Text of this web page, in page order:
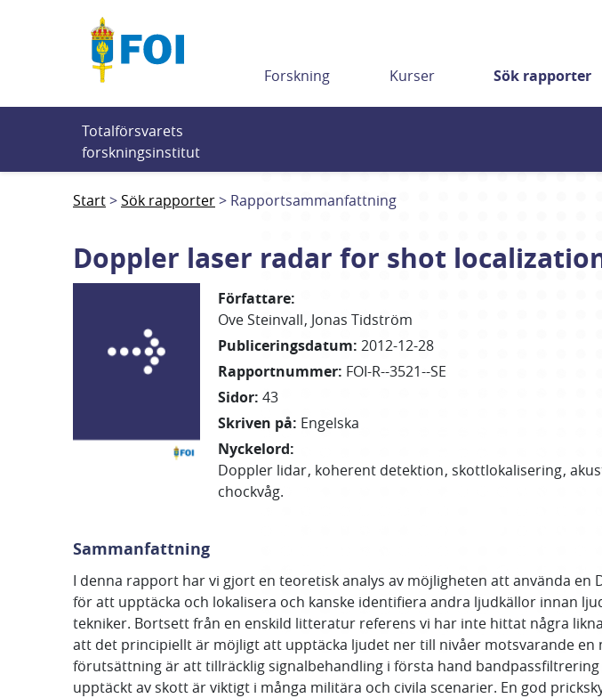
Forskning Kurser Sök rapporter
Totalförsvarets
forskningsinstitut
Start Sök rapporter Rapportsammanfattning
Doppler laser radar for shot
Författare:
OveSteinvall Jonas Tidström
Publiceringsdatum: 2012-12-28
Rapportnummer: FOI-R--3521--SE
Sidor: 43
Skriven på: Engelska
Nyckelord:
Doppler lidar koherent detektion skottlokalisering
chockvåg.
Sammanfattning
I denna rapport har vi gjort en teoretisk analys av möjligheten att använda
för att upptäcka och lokalisera och kanske identifiera andra ljudkällor innan
tekniker. Bortsett från en enskild litteratur referens vi har inte hittat några
att det principiellt är möjligt att upptäcka ljudet ner till nivåer motsvarande
förutsättning är att tillräcklig signalbehandling i första hand
upptäckt av skott är viktigt i många militära och civila scenarier. En god